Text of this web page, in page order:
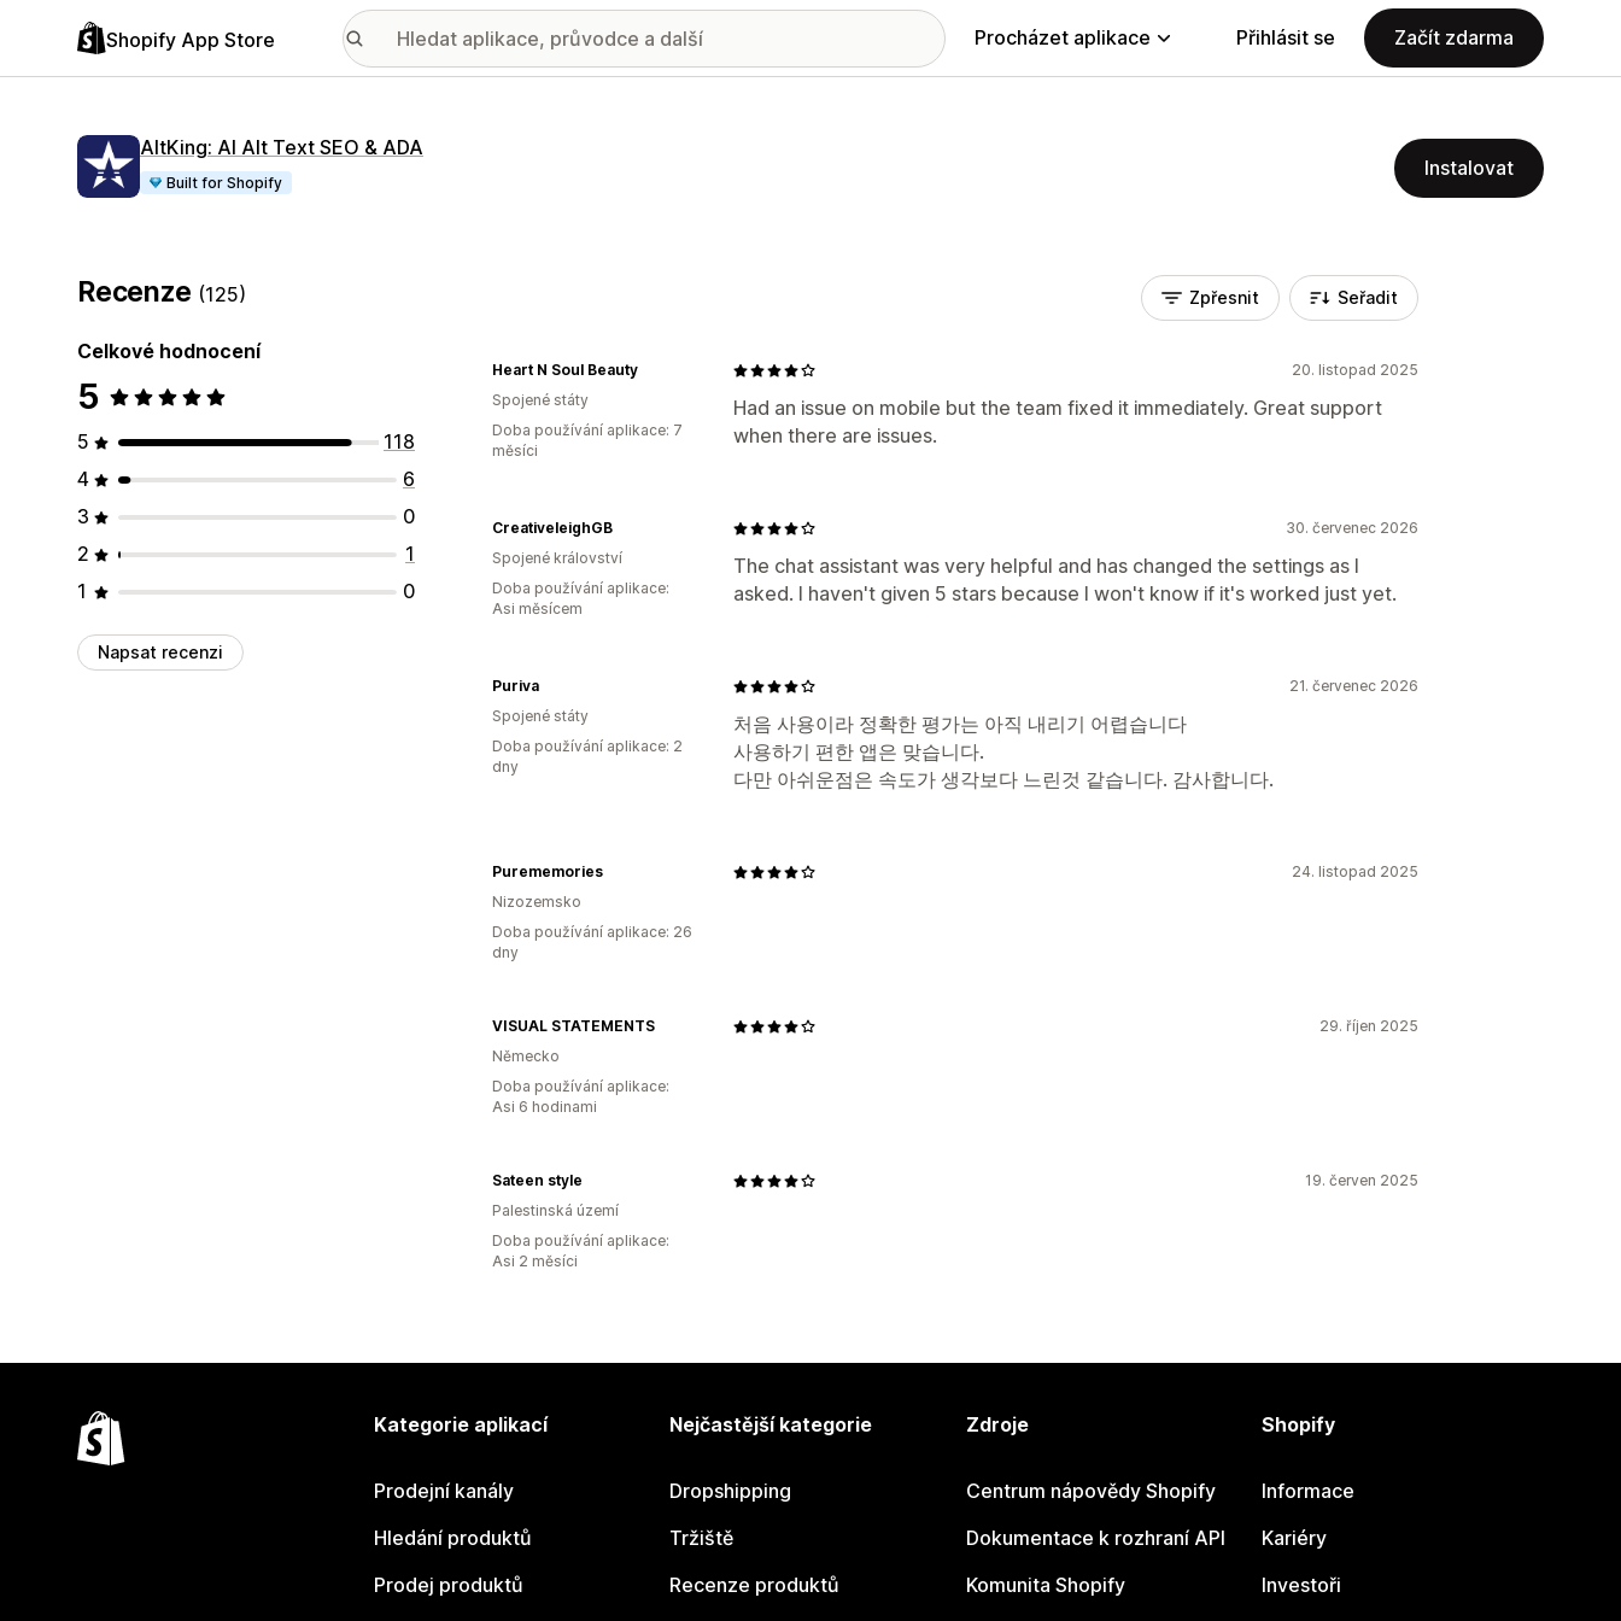
Shopify App Store Procházet aplikace Přihlásit se Začít zdarma
AltKing: AI Alt Text SEO & ADA
Built for Shopify
Instalovat
Recenze (125)
Celkové hodnocení
5
5
118
4
6
3
0
2
1
1
0
Napsat recenzi
Zpřesnit Seřadit
20. listopad 2025
Had an issue on mobile but the team fixed it immediately. Great support
when there are issues.
Heart N Soul Beauty
Spojené státy
Doba používání aplikace: 7
měsíci
30. červenec 2026
The chat assistant was very helpful and has changed the settings as I
asked. I haven't given 5 stars because I won't know if it's worked just yet.
CreativeleighGB
Spojené království
Doba používání aplikace:
Asi měsícem
21. červenec 2026
처음 사용이라 정확한 평가는 아직 내리기 어렵습니다
사용하기 편한 앱은 맞습니다.
다만 아쉬운점은 속도가 생각보다 느린것 같습니다. 감사합니다.
Puriva
Spojené státy
Doba používání aplikace: 2
dny
24. listopad 2025
Purememories
Nizozemsko
Doba používání aplikace: 26
dny
29. říjen 2025
VISUAL STATEMENTS
Německo
Doba používání aplikace:
Asi 6 hodinami
19. červen 2025
Sateen style
Palestinská území
Doba používání aplikace:
Asi 2 měsíci
Kategorie aplikací
Prodejní kanály
Hledání produktů
Prodej produktů
Nejčastější kategorie
Dropshipping
Tržiště
Recenze produktů
Zdroje
Centrum nápovědy Shopify
Dokumentace k rozhraní API
Komunita Shopify
Shopify
Informace
Kariéry
Investoři